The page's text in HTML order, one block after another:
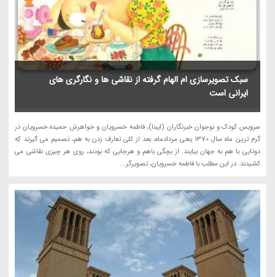
سبک تصویرسازی ام الهام گرفته از نقاشی ها و نگارگری های
ایرانی است
سرویس کودک و نوجوان خبرنگاران (ایبنا)، فاطمه خسرویان و خواهرش حمیده خسرویان در
گرم ترین ماه سال 1370 یعنی مردادماه، بعد از کلی تعارف زدن به هم، تصمیم می گیرند که
دوتایی با هم به جهان بیایند. از بچگی باهم و هرجایی که بودند، روی هر چیزی نقاشی می
کشیدند. در این مطلب با فاطمه خسرویان، تصویرگر...